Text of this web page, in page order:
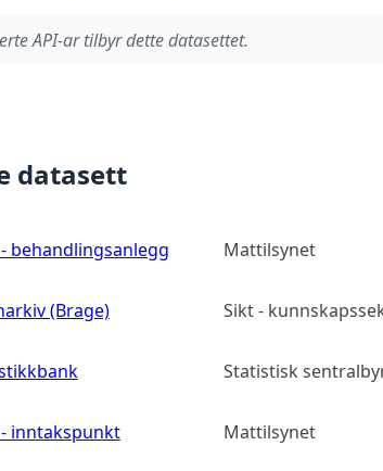
API-ar tilbyr dette datasettet.
datasett
behandlingsanlegg Mattilsynet
(Brage) Sikt -
Statistisk
inntakspunkt Mattilsynet